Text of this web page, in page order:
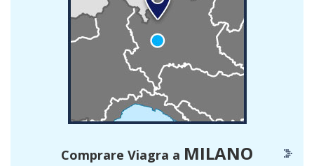
Comprare Viagra a MILANO